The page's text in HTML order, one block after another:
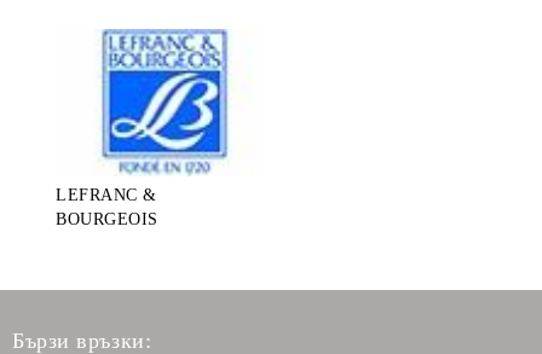
LEFRANC &
BOURGEOIS
Бързи връзки: